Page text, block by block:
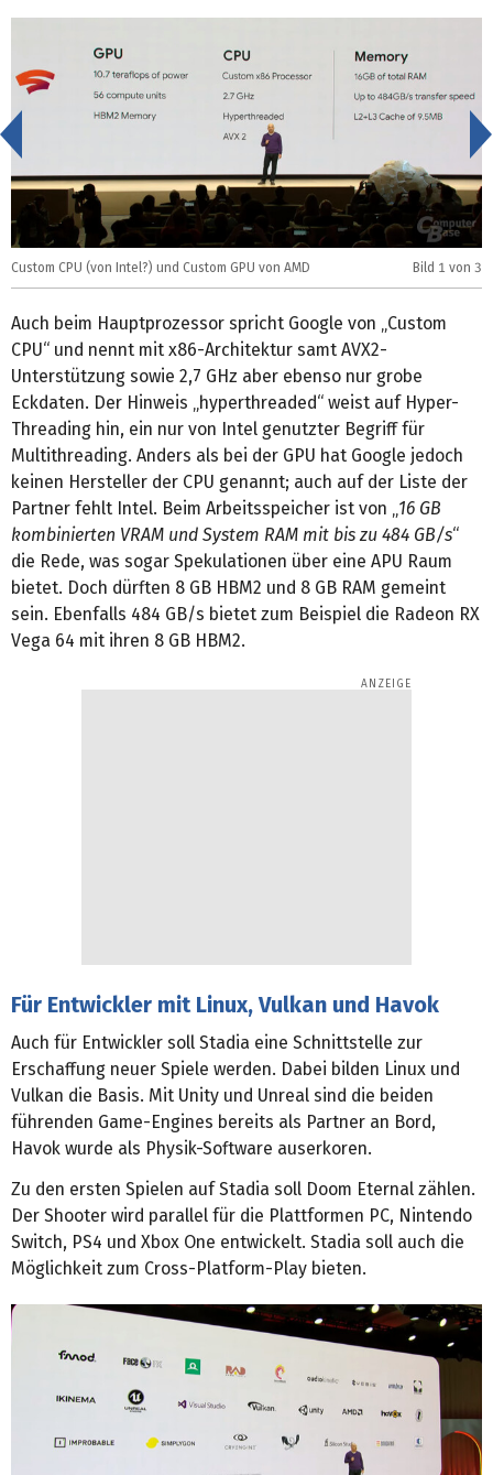
Custom CPU (von Intel?) und Custom GPU von AMD Bild 1 von 3
<
Auch beim Hauptprozessor spricht Google von „Custom
CPU“ und nennt mit x86-Architektur samt AVX2-
Unterstützung sowie 2,7 GHz aber ebenso nur grobe
Eckdaten. Der Hinweis „hyperthreaded“ weist auf Hyper-
Threading hin, ein nur von Intel genutzter Begriff für
Multithreading. Anders als bei der GPU hat Google jedoch
keinen Hersteller der CPU genannt; auch auf der Liste der
Partner fehlt Intel. Beim Arbeitsspeicher ist von „16 GB
kombinierten VRAM und System RAM mit bis zu 484 GB/s“
die Rede, was sogar Spekulationen über eine APU Raum
bietet. Doch dürften 8 GB HBM2 und 8 GB RAM gemeint
sein. Ebenfalls 484 GB/s bietet zum Beispiel die Radeon RX
Vega 64 mit ihren 8 GB HBM2.
Für Entwickler mit Linux, Vulkan und Havok
Auch für Entwickler soll Stadia eine Schnittstelle zur
Erschaffung neuer Spiele werden. Dabei bilden Linux und
Vulkan die Basis. Mit Unity und Unreal sind die beiden
führenden Game-Engines bereits als Partner an Bord,
Havok wurde als Physik-Software auserkoren.
Zu den ersten Spielen auf Stadia soll Doom Eternal zählen.
Der Shooter wird parallel für die Plattformen PC, Nintendo
Switch, PS4 und Xbox One entwickelt. Stadia soll auch die
Möglichkeit zum Cross-Platform-Play bieten.